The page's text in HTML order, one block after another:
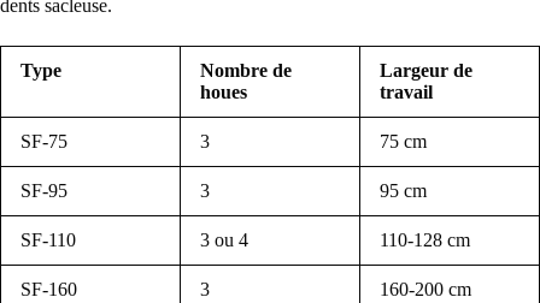
dents sacleuse.
Type
Nombre de
houes
Largeur de
travail
SF-75 3 75 cm
SF-95 3 95 cm
SF-110 3 ou 4 110-128 cm
SF-160 3 160-200 cm